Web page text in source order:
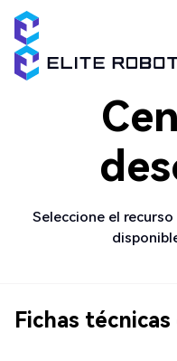
Seleccione el
Fichas